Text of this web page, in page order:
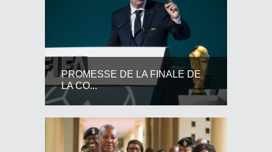
PROMESSE DE LA FINALE DE
LA CO...